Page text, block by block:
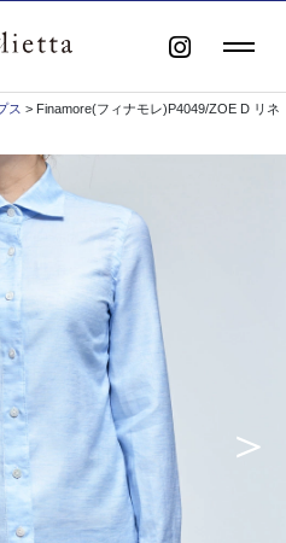
ス > Finamore(フィナモレ)P4049/ZOE D リネ